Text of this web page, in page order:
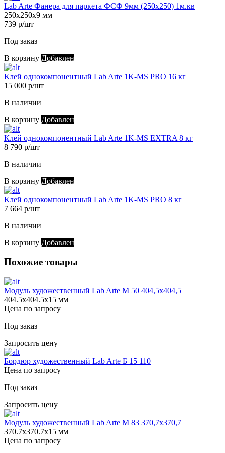
Lab Arte Фанера для паркета ФСФ 9мм (250х250) 1м.кв
250х250х9 мм
739 р/шт
Под заказ
В корзину Добавлен
Клей однокомпонентный Lab Arte 1K-MS PRO 16 кг
15 000 р/шт
В наличии
В корзину Добавлен
Клей однокомпонентный Lab Arte 1K-MS EXTRA 8 кг
8 790 р/шт
В наличии
В корзину Добавлен
Клей однокомпонентный Lab Arte 1K-MS PRO 8 кг
7 664 р/шт
В наличии
В корзину Добавлен
Похожие товары
Модуль художественный Lab Arte М 50 404,5х404,5
404.5х404.5х15 мм
Цена по запросу
Под заказ
Запросить цену
Бордюр художественный Lab Arte Б 15 110
Цена по запросу
Под заказ
Запросить цену
Модуль художественный Lab Arte М 83 370,7х370,7
370.7х370.7х15 мм
Цена по запросу